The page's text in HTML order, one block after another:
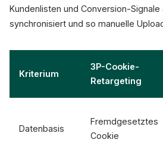
Kundenlisten und Conversion-
synchronisiert und so manuelle
Kriterium
3P-Cookie-
Retargeting
Datenbasis
Fremdgesetztes
Cookie